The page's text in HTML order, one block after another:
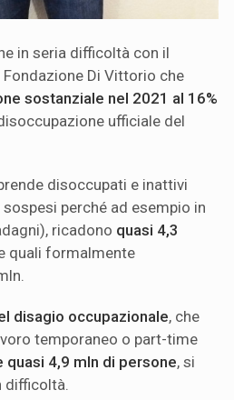
in seria difficoltà con il
Di Vittorio che
sostanziale nel 2021 al 16%
ufficiale del
disoccupati e inattivi
perché ad esempio in
ricadono quasi 4,3
quali formalmente
disagio occupazionale, che
temporaneo o part-time
quasi 4,9 mln di persone, si
difficoltà.